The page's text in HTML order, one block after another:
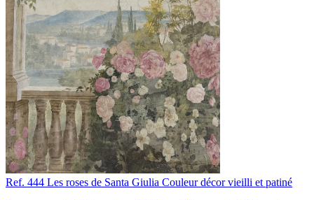
Ref. 444 Les roses de Santa Giulia Couleur décor vieilli et patiné